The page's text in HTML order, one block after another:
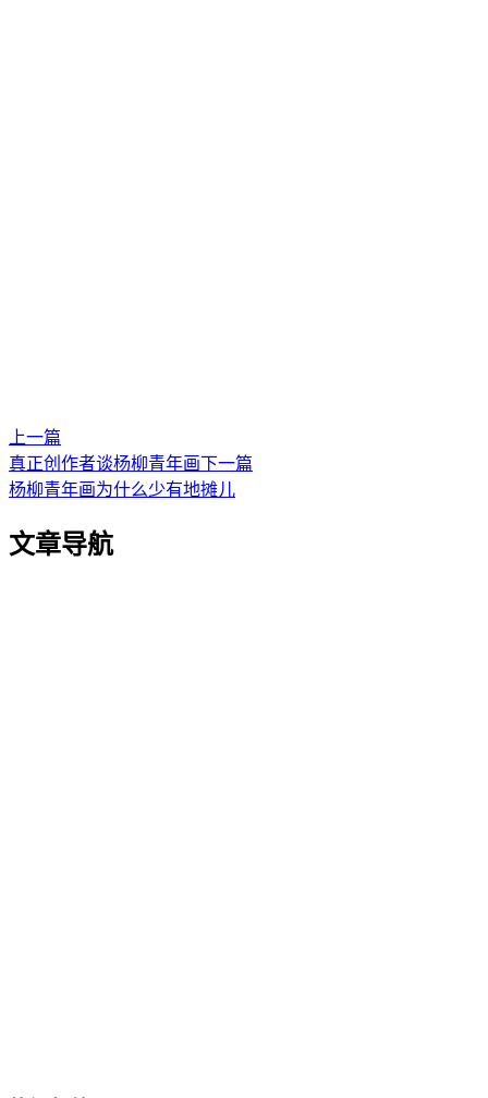
上一篇
真正创作者谈杨柳青年画 下一篇
杨柳青年画为什么少有地摊儿
文章导航